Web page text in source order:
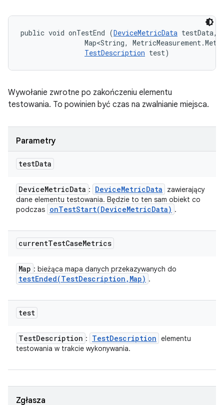
public void onTestEnd (DeviceMetricData testData,
Map<String,
TestDescription test)
Wywołanie zwrotne po zakończeniu elementu
testowania. To powinien być czas na zwalnianie miejsca.
Parametry
testData
DeviceMetricData : DeviceMetricData
zawierający
dane elementu testowania. Będzie to ten sam obiekt co
podczas onTestStart(DeviceMetricData) .
currentTestCaseMetrics
Map : bieżąca mapa danych przekazywanych do
testEnded(TestDescription , Map) .
test
TestDescription : TestDescription elementu
testowania w trakcie wykonywania.
Zgłasza